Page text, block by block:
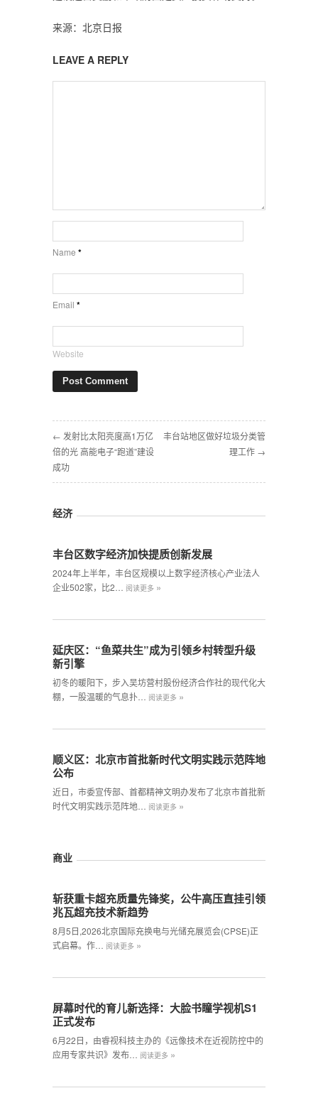
来源：北京日报
LEAVE A REPLY
Name *
Email *
Website
← 发射比太阳亮度高1万亿
倍的光 高能电子“跑道”建设
成功
丰台站地区做好垃圾分类管
理工作 →
经济
丰台区数字经济加快提质创新发展
2024年上半年，丰台区规模以上数字经济核心产业法人
企业502家，比2…
阅读更多 »
延庆区：“鱼菜共生”成为引领乡村转型升级
新引擎
初冬的暖阳下，步入吴坊营村股份经济合作社的现代化大
棚，一股温暖的气息扑…
阅读更多 »
顺义区：北京市首批新时代文明实践示范阵地
公布
近日，市委宣传部、首都精神文明办发布了北京市首批新
时代文明实践示范阵地…
阅读更多 »
商业
斩获重卡超充质量先锋奖，公牛高压直挂引领
兆瓦超充技术新趋势
8月5日,2026北京国际充换电与光储充展览会(CPSE)正
式启幕。作…
阅读更多 »
屏幕时代的育儿新选择：大脸书瞳学视机S1
正式发布
6月22日，由睿视科技主办的《远像技术在近视防控中的
应用专家共识》发布…
阅读更多 »